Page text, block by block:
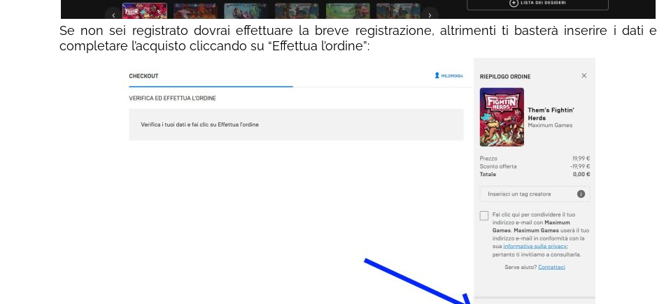
Se non sei registrato dovrai effettuare la breve registrazione, altrimenti ti basterà inserire i dati e
completare l’acquisto cliccando su “Effettua l’ordine”: